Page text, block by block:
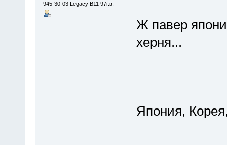
945-30-03 Legacy B11 97г.в.
Ж павер
херня...
Япония,